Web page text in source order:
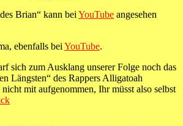
Brian“ kann beiYouTube angesehen
ebenfalls beiYouTube.
sich zum Ausklang unserer Folge noch das
Längsten“ des Rappers Alligatoah
mit aufgenommen, Ihr müsst also selbst